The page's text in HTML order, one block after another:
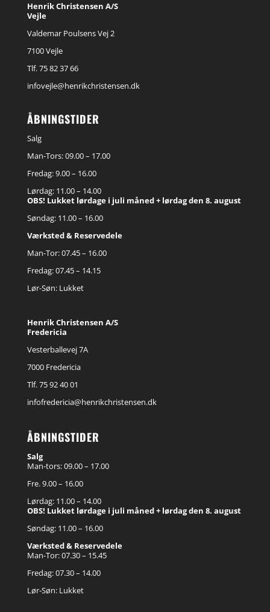
Henrik Christensen A/S
Vejle
Valdemar Poulsens Vej 2
7100 Vejle
Tlf. 75 82 37 66
infovejle@henrikchristensen.dk
ÅBNINGSTIDER
Salg
Man-Tors: 09.00 – 17.00
Fredag: 9.00 – 16.00
Lørdag: 11.00 – 14.00
OBS! Lukket lørdage i juli måned + lørdag den 8. august
Søndag: 11.00 – 16.00
Værksted & Reservedele
Man-Tor: 07.45 – 16.00
Fredag: 07.45 – 14.15
Lør-Søn: Lukket
Henrik Christensen A/S
Fredericia
Vesterballevej 7A
7000 Fredericia
Tlf. 75 92 40 01
infofredericia@henrikchristensen.dk
ÅBNINGSTIDER
Salg
Man-tors: 09.00 – 17.00
Fre. 9.00 – 16.00
Lørdag: 11.00 – 14.00
OBS! Lukket lørdage i juli måned + lørdag den 8. august
Søndag: 11.00 – 16.00
Værksted & Reservedele
Man-Tor: 07.30 – 15.45
Fredag: 07.30 – 14.00
Lør-Søn: Lukket